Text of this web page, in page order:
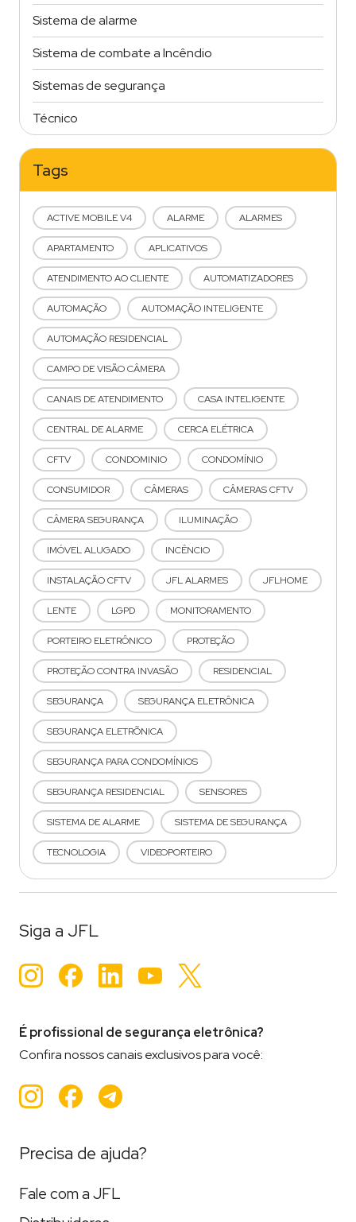
Sistema de alarme
Sistema de combate a Incêndio
Sistemas de segurança
Técnico
Tags
ACTIVE MOBILE V4 ALARME ALARMES
APARTAMENTO APLICATIVOS
ATENDIMENTO AO CLIENTE AUTOMATIZADORES
AUTOMAÇÃO AUTOMAÇÃO INTELIGENTE
AUTOMAÇÃO RESIDENCIAL
CAMPO DE VISÃO CÂMERA
CANAIS DE ATENDIMENTO CASA INTELIGENTE
CENTRAL DE ALARME CERCA ELÉTRICA
CFTV CONDOMINIO CONDOMÍNIO
CONSUMIDOR CÂMERAS CÂMERAS CFTV
CÂMERA SEGURANÇA ILUMINAÇÃO
IMÓVEL ALUGADO INCÊNCIO
INSTALAÇÃO CFTV JFL ALARMES JFLHOME
LENTE LGPD MONITORAMENTO
PORTEIRO ELETRÔNICO PROTEÇÃO
PROTEÇÃO CONTRA INVASÃO RESIDENCIAL
SEGURANÇA SEGURANÇA ELETRÔNICA
SEGURANÇA ELETRÕNICA
SEGURANÇA PARA CONDOMÍNIOS
SEGURANÇA RESIDENCIAL SENSORES
SISTEMA DE ALARME SISTEMA DE SEGURANÇA
TECNOLOGIA VIDEOPORTEIRO
Siga a JFL
Instagram
Facebook
LinkedInYouTube
É profissional de segurança eletrônica?
Confira nossos canais exclusivos para você:
Instagram
Facebook
Teleram
Precisa de ajuda?
Fale com a JFL